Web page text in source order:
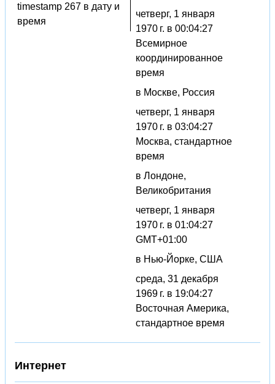
timestamp 267 в дату и
время
четверг, 1 января
1970 г. в 00:04:27
Всемирное
координированное
время
в Москве, Россия
четверг, 1 января
1970 г. в 03:04:27
Москва, стандартное
время
в Лондоне,
Великобритания
четверг, 1 января
1970 г. в 01:04:27
GMT+01:00
в Нью-Йорке, США
среда, 31 декабря
1969 г. в 19:04:27
Восточная Америка,
стандартное время
Интернет